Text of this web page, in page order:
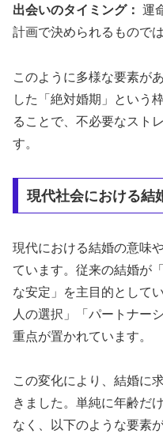
出会いのタイミング： 運
計画で決められるもので
このように多様な要素が
した「絶対婚期」という
ることで、不必要なスト
す。
現代社会における結
現代における結婚の意味
ています。従来の結婚が
な安定」を主目的として
人の選択」「パートナー
重点が置かれています。
この変化により、結婚に
きました。単純に年齢だ
なく、以下のような要素